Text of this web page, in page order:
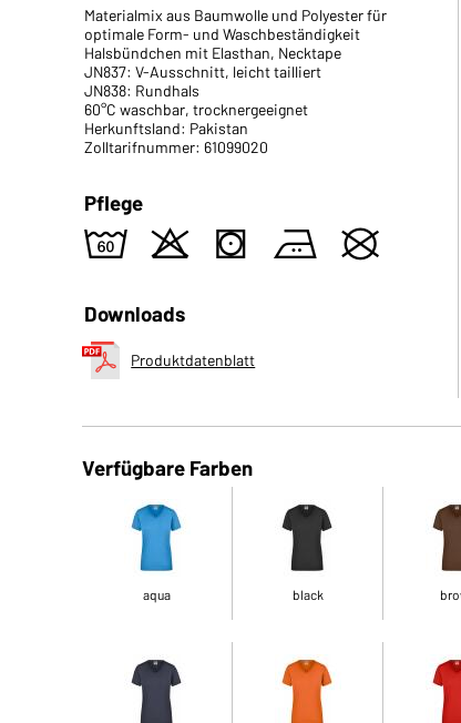
Materialmix aus Baumwolle und Polyester für
optimale Form- und Waschbeständigkeit
Halsbündchen mit Elasthan, Necktape
JN837: V-Ausschnitt, leicht tailliert
JN838: Rundhals
60°C waschbar, trocknergeeignet
Herkunftsland: Pakistan
Zolltarifnummer: 61099020
Pflege
4 o s b U
Downloads
Produktdatenblatt
Verfügbare Farben
aqua black